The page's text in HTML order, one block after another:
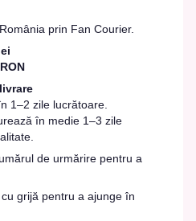
prin Fan Courier.
1–2 zile lucrătoare.
în medie 1–3 zile
de urmărire pentru a
grijă pentru a ajunge în